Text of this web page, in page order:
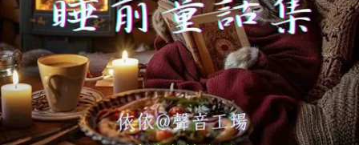
日本購物 電子/紙本書
HOT